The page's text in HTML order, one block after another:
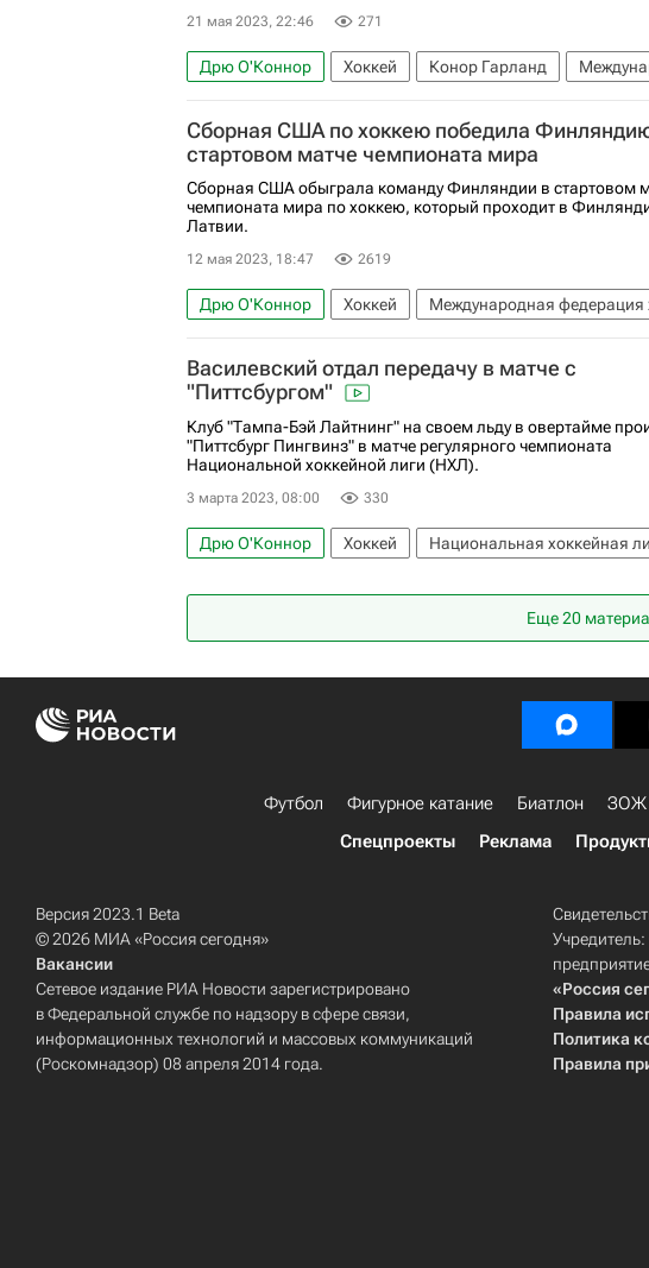
21 мая 2023, 22:46 271
Дрю О'Коннор Хоккей Конор Гарланд
Чемпионат мира по хоккею
Скотт Перунович
Сборная США по хоккею победила
стартовом матче чемпионата мира
Сборная США обыграла команду Финляндии в стартовом
чемпионата мира по хоккею, который проходит в
Латвии.
12 мая 2023, 18:47 2619
Дрю О'Коннор Хоккей Международная федерация
Теему Хартикайнен
Финляндия США
Василевский отдал передачу в матче с
"Питтсбургом"
Клуб "Тампа-Бэй Лайтнинг" на своем льду в овертайме
"Питтсбург Пингвинз" в матче регулярного чемпионата
Национальной хоккейной лиги (НХЛ).
3 марта 2023, 08:00 330
Дрю О'Коннор Хоккей Национальная хоккейная
Еще 20
Футбол Фигурное катание Биатлон ЗОЖ
Спецпроекты
Реклама
Версия 2023.1 Beta
© 2026 МИА «Россия сегодня»
Вакансии
Сетевое издание РИА Новости зарегистрировано
в Федеральной службе по надзору в сфере связи,
информационных технологий и массовых коммуникаций
(Роскомнадзор) 08 апреля 2014 года.
«Россия
Правила
Политика
Правила